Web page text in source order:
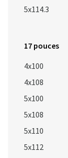
5x114.3
17 pouces
4x100
4x108
5x100
5x108
5x110
5x112